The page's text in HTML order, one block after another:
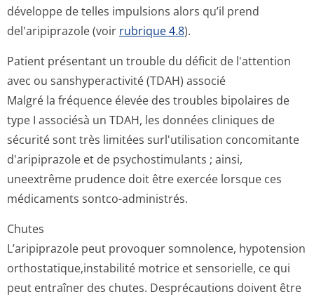
développe de telles impulsions alors qu’il prend
del'aripiprazole (voir rubrique 4.8).
Patient présentant un trouble du déficit de l'attention
avec ou sanshyperactivité (TDAH) associé
Malgré la fréquence élevée des troubles bipolaires de
type I associésà un TDAH, les données cliniques de
sécurité sont très limitées surl'utilisation concomitante
d'aripiprazole et de psychostimulants ; ainsi,
uneextrême prudence doit être exercée lorsque ces
médicaments sontco-administrés.
Chutes
L’aripiprazole peut provoquer somnolence, hypotension
orthostatique,in­stabilité motrice et sensorielle, ce qui
peut entraîner des chutes. Desprécautions doivent être